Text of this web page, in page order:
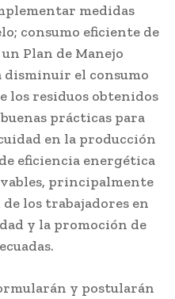
medidas
consumo eficiente de
Plan de Manejo
disminuir el consumo
los residuos obtenidos
prácticas para
en la producción
eficiencia energética
principalmente
los trabajadores en
y la promoción de
y postularán